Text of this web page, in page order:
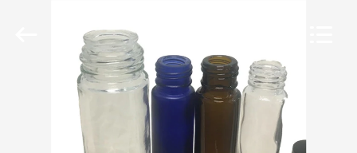
MAISON
PRODUITS